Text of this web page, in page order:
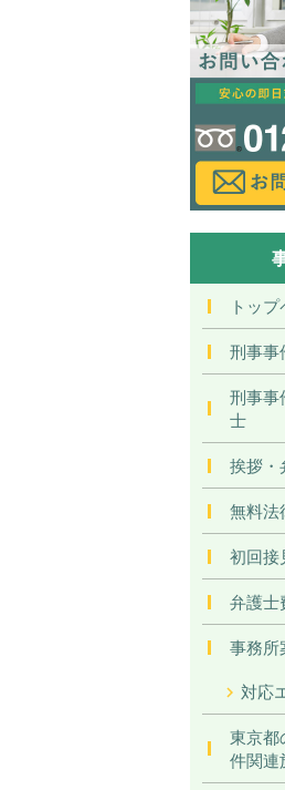
トッ
刑事事
刑事事
士
挨拶・
無料法
初回接
弁護士
事務所
対応
東京都
件関連